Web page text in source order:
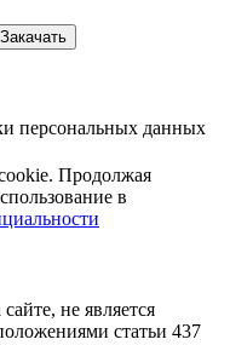
Закачать
персональных данных
Продолжая
в
не является
статьи 437